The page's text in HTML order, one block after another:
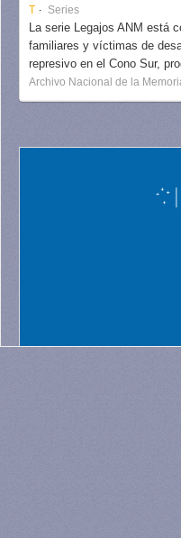
T Series
La serie Legajos ANM está
familiares y víctimas de
represivo en el Cono Sur,
Archivo Nacional de la